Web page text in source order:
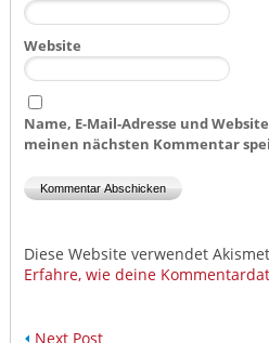
Website
Name, E-Mail-Adresse und
meinen nächsten Kommentar
Diese Website verwendet
Erfahre, wie deine
Next Post